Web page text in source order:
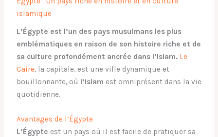
islamique
L’Égypte est l’un des pays musulmans les plus
emblématiques en raison de son histoire riche et de
sa culture profondément ancrée dans l’Islam. Le
Caire, la capitale, est une ville dynamique et
bouillonnante, où
l’Islam est omniprésent dans la vie
quotidienne.
Avantages de l’Égypte
L’Égypte est un pays où il est facile de pratiquer sa